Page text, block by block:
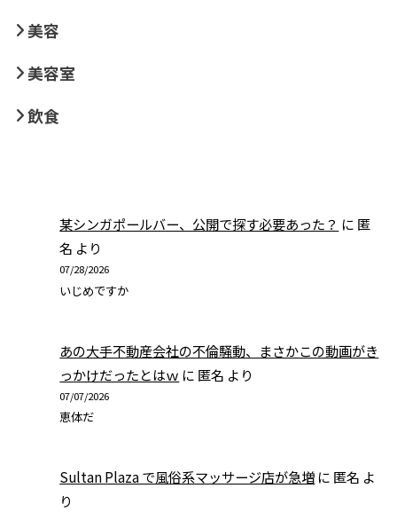
美容
美容室
飲食
某シンガポールバー、公開で探す必要あった？ に 匿
名 より
07/28/2026
いじめですか
あの大手不動産会社の不倫騒動、まさかこの動画がき
っかけだったとはｗ に 匿名 より
07/07/2026
恵体だ
Sultan Plaza で風俗系マッサージ店が急増 に 匿名 よ
り